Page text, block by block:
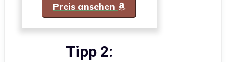
Preis ansehen
Tipp 2: